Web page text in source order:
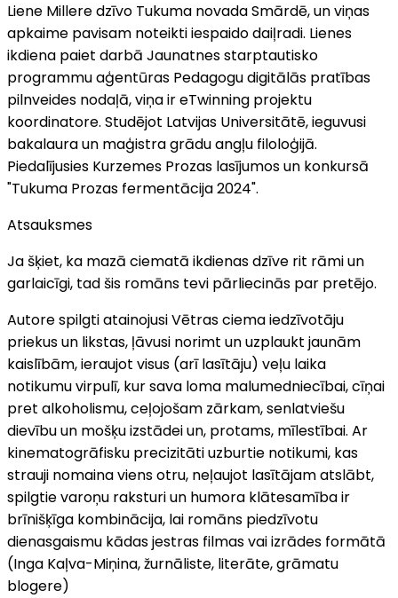
Liene Millere dzīvo Tukuma novada Smārdē, un viņas
apkaime pavisam noteikti iespaido daiļradi. Lienes
ikdiena paiet darbā Jaunatnes starptautisko
programmu aģentūras Pedagogu digitālās pratības
pilnveides nodaļā, viņa ir eTwinning projektu
koordinatore. Studējot Latvijas Universitātē, ieguvusi
bakalaura un maģistra grādu angļu filoloģijā.
Piedalījusies Kurzemes Prozas lasījumos un konkursā
"Tukuma Prozas fermentācija 2024".
Atsauksmes
Ja šķiet, ka mazā ciematā ikdienas dzīve rit rāmi un
garlaicīgi, tad šis romāns tevi pārliecinās par pretējo.
Autore spilgti atainojusi Vētras ciema iedzīvotāju
priekus un likstas, ļāvusi norimt un uzplaukt jaunām
kaislībām, ieraujot visus (arī lasītāju) veļu laika
notikumu virpulī, kur sava loma malumedniecībai, cīņai
pret alkoholismu, ceļojošam zārkam, senlatviešu
dievību un mošķu izstādei un, protams, mīlestībai. Ar
kinematogrāfisku precizitāti uzburtie notikumi, kas
strauji nomaina viens otru, neļaujot lasītājam atslābt,
spilgtie varoņu raksturi un humora klātesamība ir
brīnišķīga kombinācija, lai romāns piedzīvotu
dienasgaismu kādas jestras filmas vai izrādes formātā
(Inga Kaļva-Miņina, žurnāliste, literāte, grāmatu
blogere)